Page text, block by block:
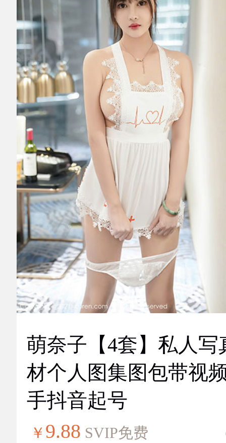
萌奈子【4套】私人写
材个人图集图包带视
手抖音起号
￥ 9.88 SVIP免费